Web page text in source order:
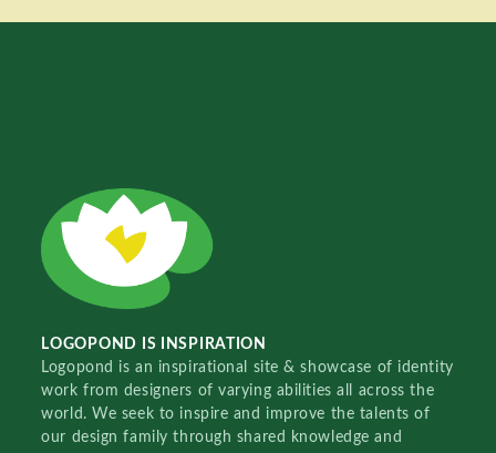
LOGOPOND IS INSPIRATION
Logopond is an inspirational site & showcase of identity
work from designers of varying abilities all across the
world. We seek to inspire and improve the talents of
our design family through shared knowledge and